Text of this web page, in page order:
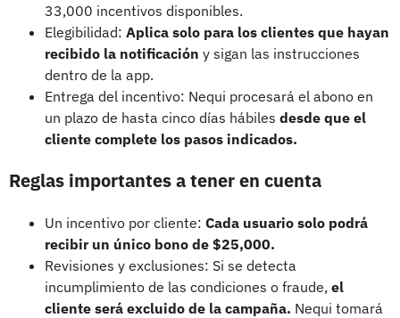
33,000 incentivos disponibles.
Elegibilidad: Aplica solo para los clientes que hayan
recibido la notificación y sigan las instrucciones
dentro de la app.
Entrega del incentivo: Nequi procesará el abono en
un plazo de hasta cinco días hábiles desde que el
cliente complete los pasos indicados.
Reglas importantes a tener en cuenta
Un incentivo por cliente: Cada usuario solo podrá
recibir un único bono de $25,000.
Revisiones y exclusiones: Si se detecta
incumplimiento de las condiciones o fraude, el
cliente será excluido de la campaña. Nequi tomará